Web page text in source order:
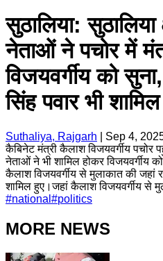
सुठालिया:
नेताओं ने पचोर में
विजयवर्गीय को
सिंह पवार भी
Suthaliya, Rajgarh
Sep 4,
कैबिनेट मंत्री कैलाश विजयवर्गीय पचोर
नेताओं ने भी शामिल होकर विजयवर्गीय
कैलाश विजयवर्गीय से मुलाकात की जहां
शामिल हुए।जहां कैलाश विजयवर्गीय से
#national #politics
MORE NEWS